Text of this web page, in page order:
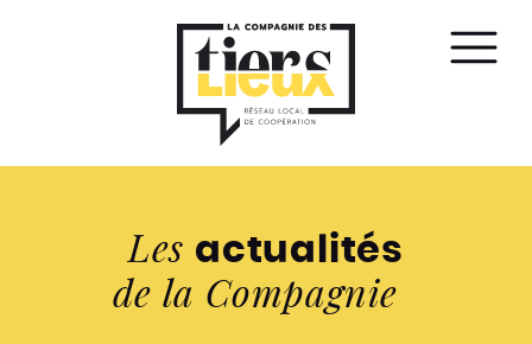
le
Les actualités
de la Compagnie